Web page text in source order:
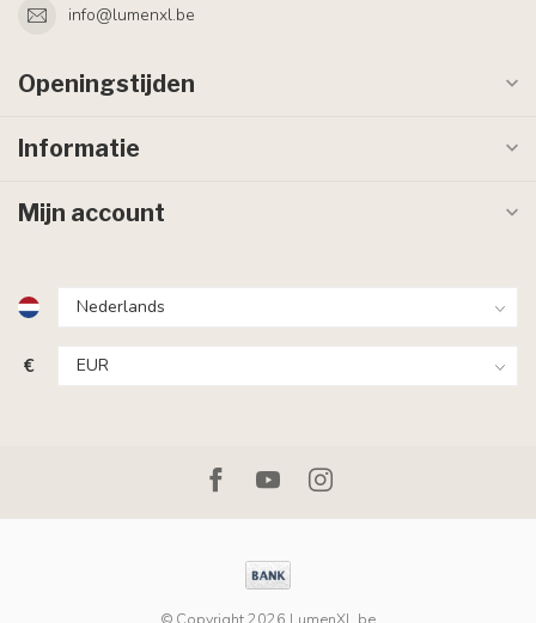
info@lumenxl.be
Openingstijden
Informatie
Mijn account
€
© Copyright 2026 LumenXL.be